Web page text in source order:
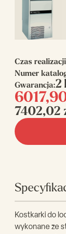
Czas
Numer
Gwarancja:2
7402,02
Kostkarki do
wykonane ze